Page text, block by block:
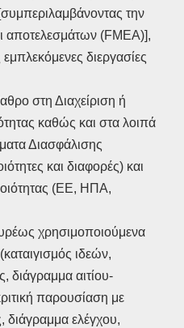
την
αποτελεσμάτων (FMEA)],
εμπλεκόμενες διεργασίες
στη Διαχείριση ή
καθώς και στα λοιπά
Διασφάλισης
και διαφορές) και
(ΕΕ, ΗΠΑ,
χρησιμοποιούμενα
ιδεών,
διάγραμμα αιτίου-
παρουσίαση με
ελέγχου,